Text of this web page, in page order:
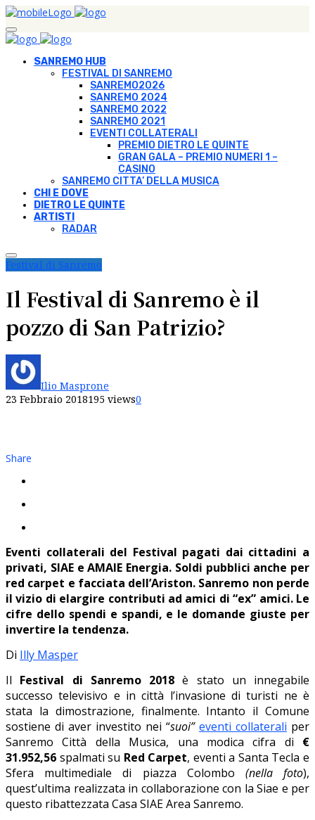
SANREMO HUB
FESTIVAL DI SANREMO
SANREMO2026
SANREMO 2024
SANREMO 2022
SANREMO 2021
EVENTI COLLATERALI
PREMIO DIETRO LE QUINTE
GRAN GALA – PREMIO NUMERI 1 –
CASINO
SANREMO CITTA’ DELLA MUSICA
CHI E DOVE
DIETRO LE QUINTE
ARTISTI
RADAR
Festival di Sanremo
Il Festival di Sanremo è il
pozzo di San Patrizio?
Ilio Masprone
23 Febbraio 2018195 views0
Share
Eventi collaterali del Festival pagati dai cittadini a
privati, SIAE e AMAIE Energia. Soldi pubblici anche per
red carpet e facciata dell’Ariston. Sanremo non perde
il vizio di elargire contributi ad amici di “ex” amici. Le
cifre dello spendi e spandi, e le domande giuste per
invertire la tendenza.
Di Illy Masper
Il Festival di Sanremo 2018 è stato un innegabile
successo televisivo e in città l’invasione di turisti ne è
stata la dimostrazione, finalmente. Intanto il Comune
sostiene di aver investito nei “suoi” eventi collaterali per
Sanremo Città della Musica, una modica cifra di €
31.952,56 spalmati su Red Carpet, eventi a Santa Tecla e
Sfera multimediale di piazza Colombo (nella foto),
quest’ultima realizzata in collaborazione con la Siae e per
questo ribattezzata Casa SIAE Area Sanremo.